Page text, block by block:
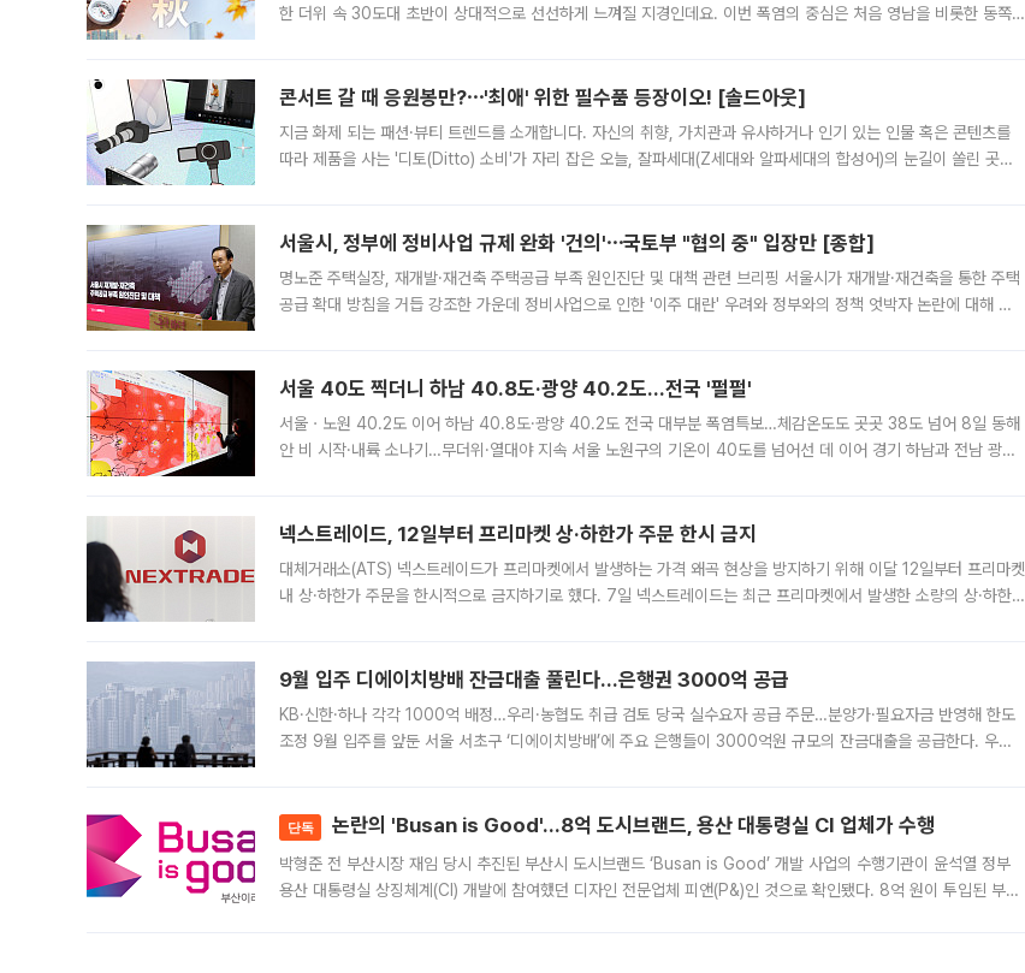
한 더위 속 30도대 초반이 상대적으로 선선하게 느껴질 지경인데요. 이번 폭염의 중심은 처음 영남을 비롯한 동쪽
콘서트 갈 때 응원봉만?⋯'최애' 위한 필수품 등장이오! [솔드아웃]
지금 화제 되는 패션·뷰티 트렌드를 소개합니다. 자신의 취향, 가치관과 유사하거나 인기 있는 인물 혹은 콘텐츠를
따라 제품을 사는 '디토(Ditto) 소비'가 자리 잡은 오늘, 잘파세대(Z세대와 알파세대의 합성어)의 눈길이 쏠린 곳은
서울시, 정부에 정비사업 규제 완화 '건의'⋯국토부 "협의 중" 입장만 [종합]
명노준 주택실장, 재개발·재건축 주택공급 부족 원인진단 및 대책 관련 브리핑 서울시가 재개발·재건축을 통한 주택
공급 확대 방침을 거듭 강조한 가운데 정비사업으로 인한 '이주 대란' 우려와 정부와의 정책 엇박자 논란에 대해 정
서울 40도 찍더니 하남 40.8도·광양 40.2도…전국 '펄펄'
서울ㆍ노원 40.2도 이어 하남 40.8도·광양 40.2도 전국 대부분 폭염특보…체감온도도 곳곳 38도 넘어 8일 동해
안 비 시작·내륙 소나기…무더위·열대야 지속 서울 노원구의 기온이 40도를 넘어선 데 이어 경기 하남과 전남 광양
넥스트레이드, 12일부터 프리마켓 상·하한가 주문 한시 금지
대체거래소(ATS) 넥스트레이드가 프리마켓에서 발생하는 가격 왜곡 현상을 방지하기 위해 이달 12일부터 프리마켓
내 상·하한가 주문을 한시적으로 금지하기로 했다. 7일 넥스트레이드는 최근 프리마켓에서 발생한 소량의 상·하한
9월 입주 디에이치방배 잔금대출 풀린다…은행권 3000억 공급
KB·신한·하나 각각 1000억 배정…우리·농협도 취급 검토 당국 실수요자 공급 주문…분양가·필요자금 반영해 한도
조정 9월 입주를 앞둔 서울 서초구 ‘디에이치방배’에 주요 은행들이 3000억원 규모의 잔금대출을 공급한다. 우리
단독 논란의 'Busan is Good'…8억 도시브랜드, 용산 대통령실 CI 업체가 수행
박형준 전 부산시장 재임 당시 추진된 부산시 도시브랜드 ‘Busan is Good’ 개발 사업의 수행기관이 윤석열 정부
용산 대통령실 상징체계(CI) 개발에 참여했던 디자인 전문업체 피앤(P&)인 것으로 확인됐다. 8억 원이 투입된 부산